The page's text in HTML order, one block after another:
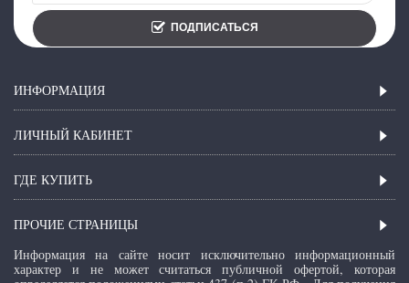
ПОДПИСАТЬСЯ
ИНФОРМАЦИЯ
ЛИЧНЫЙ КАБИНЕТ
ГДЕ КУПИТЬ
ПРОЧИЕ СТРАНИЦЫ
Информация на сайте носит исключительно информационный
характер и не может считаться публичной офертой, которая